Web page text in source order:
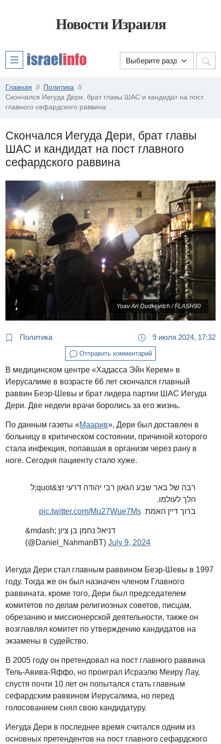
Новости Израиля
Главная
Политика
Скончался Иегуда Дери, брат главы ШАС и кандидат на пост
главного сефардского раввина
Скончался Иегуда Дери, брат главы
ШАС и кандидат на пост главного
сефардского раввина
Yoav Ari Dudkevitch / FLASH90
Политика 9 июля 2024, 17:32
Отправить комментарий
В медицинском центре «Хадасса Эйн Керем» в
Иерусалиме в возрасте 66 лет скончался главный
раввин Беэр-Шевы и брат лидера партии ШАС Иегуда
Дери. Две недели врачи боролись за его жизнь.
По данным газеты «Маарив», Дери был доставлен в
больницу в критическом состоянии, причиной которого
стала инфекция, попавшая в организм через рану в
ноге. Сегодня пациенту стало хуже.
רבה של באר שבע הגאון רבי יהודה דרעי זצ&quot;ל
הלך לעולמו.
ברוך דיין האמתpic.twitter.com/Mu27Wue7Ms
&mdash; דניאל נחמן בן ציון
(@Daniel_NahmanBT)July 9, 2024
Иегуда Дери стал главным раввином Беэр-Шевы в 1997
году. Тогда же он был назначен членом Главного
раввината. кроме того, Дери был председателем
комитетов по делам религиозных советов, писцам,
обрезанию и миссионерской деятельности, также он
возглавлял комитет по утверждению кандидатов на
экзамены в судейство.
В 2005 году он претендовал на пост главного раввина
Тель-Авива-Яффо, но проиграл Исраэлю Меиру Лау,
спустя почти 10 лет он попытался стать главным
сефардским раввином Иерусалима, но перед
голосованием снял свою кандидатуру.
Иегуда Дери в последнее время считался одним из
основных претендентов на пост главного сефардского